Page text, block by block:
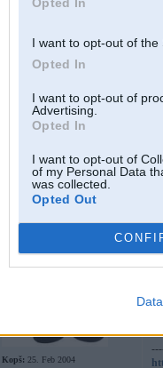
I want to opt-out of the
Opted In
I want to opt-out of
Advertising.
Opted In
I want to opt-out of
of my Personal Data
was collected.
Opted Out
Offline
Kopš: 25. Feb 2004